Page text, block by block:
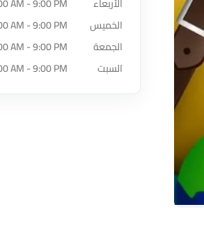
الخميس
AM - 9:00 PM
الجمعة
AM - 9:00 PM
السبت
AM - 9:00 PM